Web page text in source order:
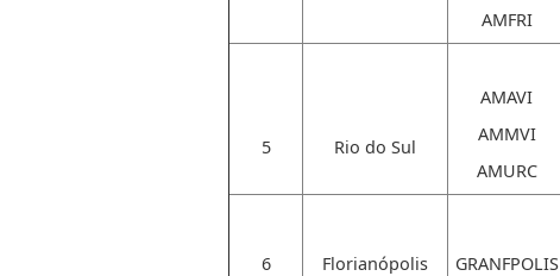
AMFRI
5 Rio do Sul
AMAVI
AMMVI
AMURC
6 Florianópolis GRANFPOLIS